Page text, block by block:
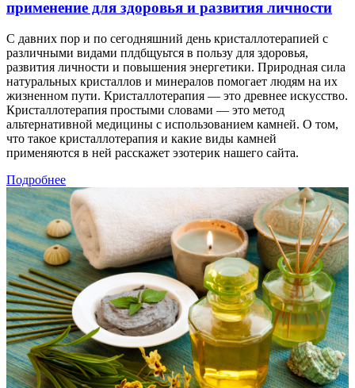
применение для здоровья и развития личности
С давних пор и по сегодняшний день кристаллотерапией с
различными видами плдбщуьтся в пользу для здоровья,
развития личности и повышения энергетики. Природная сила
натуральных кристаллов и минералов помогает людям на их
жизненном пути. Кристаллотерапия — это древнее искусство.
Кристаллотерапия простыми словами — это метод
альтернативной медицины с использованием камней. О том,
что такое кристаллотерапия и какие виды камней
применяются в ней расскажет эзотерик нашего сайта.
Подробнее